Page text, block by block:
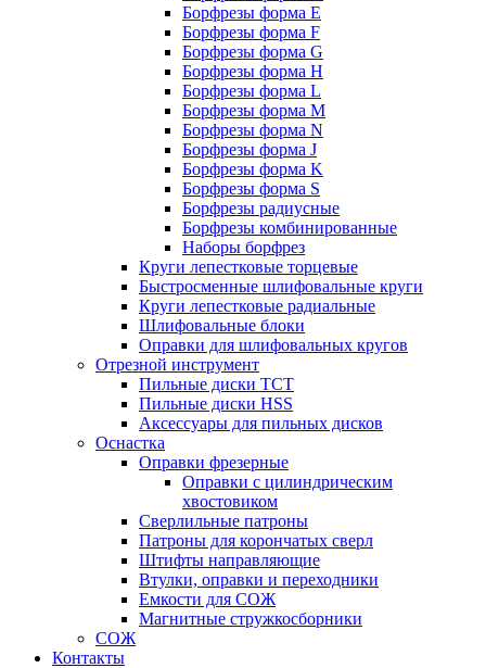
Борфрезы форма E
Борфрезы форма F
Борфрезы форма G
Борфрезы форма H
Борфрезы форма L
Борфрезы форма M
Борфрезы форма N
Борфрезы форма J
Борфрезы форма K
Борфрезы форма S
Борфрезы радиусные
Борфрезы комбинированные
Наборы борфрез
Круги лепестковые торцевые
Быстросменные шлифовальные круги
Круги лепестковые радиальные
Шлифовальные блоки
Оправки для шлифовальных кругов
Отрезной инструмент
Пильные диски ТСТ
Пильные диски HSS
Аксессуары для пильных дисков
Оснастка
Оправки фрезерные
Оправки с цилиндрическим
хвостовиком
Сверлильные патроны
Патроны для корончатых сверл
Штифты направляющие
Втулки, оправки и переходники
Емкости для СОЖ
Магнитные стружкосборники
СОЖ
Контакты